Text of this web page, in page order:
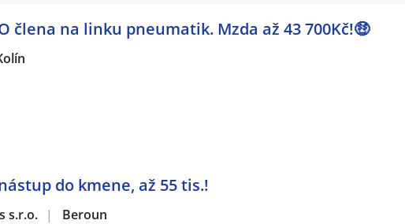
člena na linku pneumatik. Mzda až 43 700Kč!🤑
do kmene, až 55 tis.!
s.r.o. | Beroun